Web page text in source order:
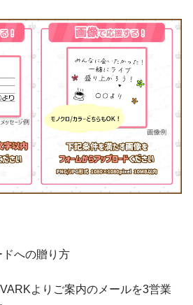
への贈り方
よりご案内のメールを3営業